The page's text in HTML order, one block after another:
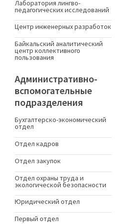
Лаборатория лингво-
педагогических исследований
Центр инженерных разработок
Байкальский аналитический
центр коллективного
пользования
Административно-
вспомогательные
подразделения
Бухгалтерско-экономический
отдел
Отдел кадров
Отдел закупок
Отдел охраны труда и
экологической безопасности
Юридический отдел
Первый отдел